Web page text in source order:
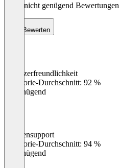
Noch nicht genügend
Bewerten
Benutzerfreundlichkeit
Kategorie-Durchschnitt: 92 %
Ungenügend
Kundensupport
Kategorie-Durchschnitt: 94 %
Ungenügend